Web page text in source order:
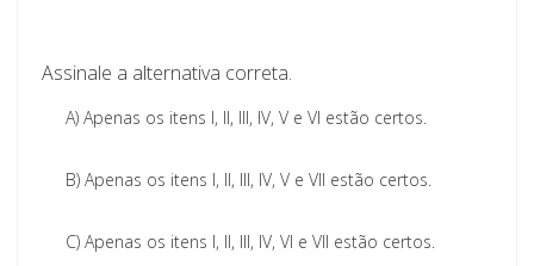
Assinale a alternativa correta.
A) Apenas os itens I, II, III, IV, V e VI estão certos.
B) Apenas os itens I, II, III, IV, V e VII estão certos.
C) Apenas os itens I, II, III, IV, VI e VII estão certos.